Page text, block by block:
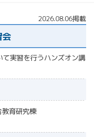
2026.08.06掲載
会
実習を行うハンズオン講
育研究棟